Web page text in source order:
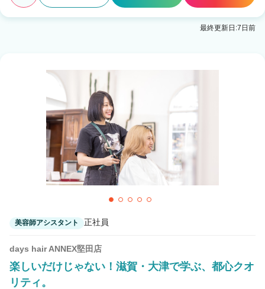
最終更新日:7日前
美容師アシスタント 正社員
days hair ANNEX堅田店
楽しいだけじゃない！滋賀・大津で学ぶ、都心クオ
リティ。